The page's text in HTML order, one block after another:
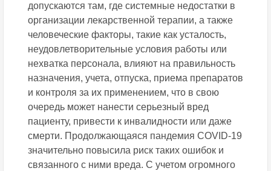
допускаются там, где системные недостатки в
организации лекарственной терапии, а также
человеческие факторы, такие как усталость,
неудовлетворительные условия работы или
нехватка персонала, влияют на правильность
назначения, учета, отпуска, приема препаратов
и контроля за их применением, что в свою
очередь может нанести серьезный вред
пациенту, привести к инвалидности или даже
смерти. Продолжающаяся пандемия COVID-19
значительно повысила риск таких ошибок и
связанного с ними вреда. С учетом огромного